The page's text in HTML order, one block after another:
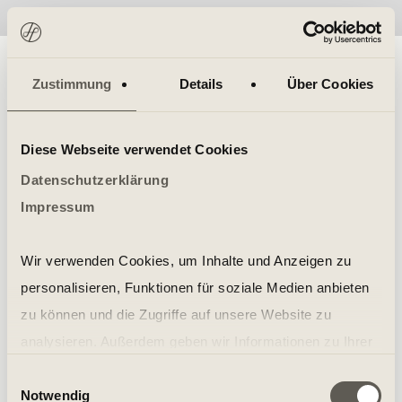
Zustimmung Details Über Cookies
Diese Webseite verwendet Cookies
Datenschutzerklärung
Impressum
Wir verwenden Cookies, um Inhalte und Anzeigen zu
personalisieren, Funktionen für soziale Medien anbieten
zu können und die Zugriffe auf unsere Website zu
soziale Medien, Werbung und Analysen weiter. Unsere
Notwendig